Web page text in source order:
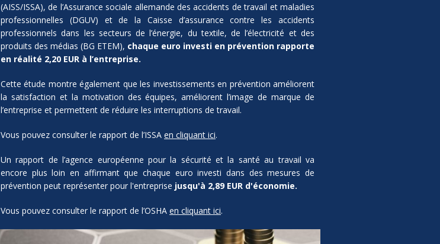
(AISS/ISSA), de l’Assurance sociale allemande des accidents de travail et maladies
professionnelles (DGUV) et de la Caisse d’assurance contre les accidents
professionnels dans les secteurs de l’énergie, du textile, de l’électricité et des
produits des médias (BG ETEM), chaque euro investi en prévention rapporte
en réalité 2,20 EUR à l’entreprise.
Cette étude montre également que les investissements en prévention améliorent
la satisfaction et la motivation des équipes, améliorent l’image de marque de
l’entreprise et permettent de réduire les interruptions de travail.
Vous pouvez consulter le rapport de l’ISSA en cliquant ici.
Un rapport de l’agence européenne pour la sécurité et la santé au travail va
encore plus loin en affirmant que chaque euro investi dans des mesures de
prévention peut représenter pour l'entreprise jusqu'à 2,89 EUR d'économie.
Vous pouvez consulter le rapport de l’OSHA en cliquant ici.